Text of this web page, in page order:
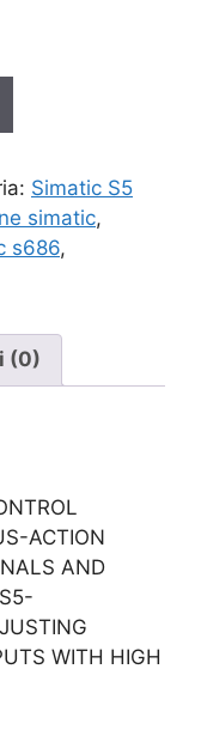
Simatic S5
simatic,
s686,
(0)
ACTION
AND
WITH HIGH